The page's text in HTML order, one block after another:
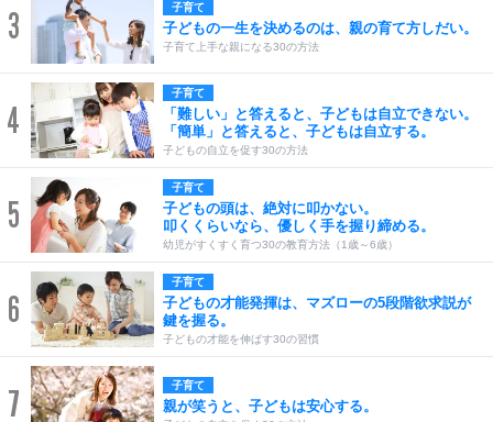
3 子育て
子どもの一生を決めるのは、親の育て方しだい。
子育て上手な親になる30の方法
4
子育て
「難しい」と答えると、子どもは自立できない。
「簡単」と答えると、子どもは自立する。
子どもの自立を促す30の方法
5
子育て
子どもの頭は、絶対に叩かない。
叩くくらいなら、優しく手を握り締める。
幼児がすくすく育つ30の教育方法（1歳～6歳）
6
子育て
子どもの才能発揮は、マズローの5段階欲求説が
鍵を握る。
子どもの才能を伸ばす30の習慣
7 子育て
親が笑うと、子どもは安心する。